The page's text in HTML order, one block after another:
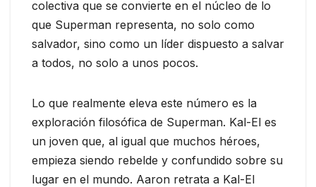
colectiva que se convierte en el núcleo de lo
que Superman representa, no solo como
salvador, sino como un líder dispuesto a salvar
a todos, no solo a unos pocos.
Lo que realmente eleva este número es la
exploración filosófica de Superman. Kal-El es
un joven que, al igual que muchos héroes,
empieza siendo rebelde y confundido sobre su
lugar en el mundo. Aaron retrata a Kal-El